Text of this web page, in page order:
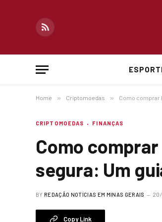
RSS
Home » Criptomoedas » Como comprar
CRIPTOMOEDAS FINANÇAS
Como
segura: Um
BY REDAÇÃO NOTÍCIAS EM MINAS GERAIS
Copy Link